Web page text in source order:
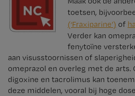
toetsen,
(‘Fraxiparine’) of
Verder kan
fenytoïne
aan visusstoornissen of
omeprazol en overleg met de arts.
digoxine en tacrolimus kan
deze middelen, vooral bij hoge